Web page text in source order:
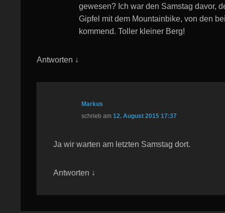
gewesen? Ich war den Samstag davor,
Gipfel mit dem Mountainbike, von den
kommend. Toller kleiner Berg!
Antworten ↓
Markus
schrieb am 12. August 2015 17:37
Ja wir warten am letzten Samstag dort.
Antworten ↓